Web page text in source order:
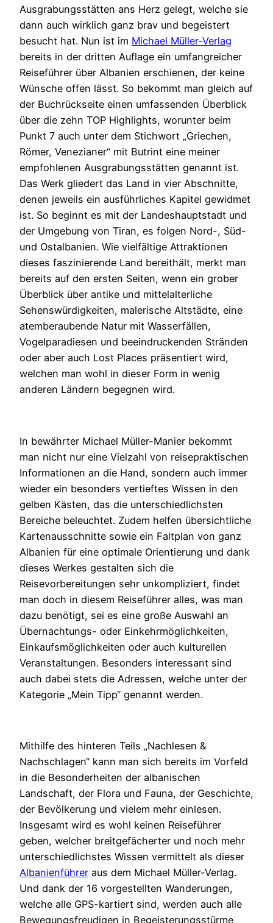
Ausgrabungsstätten ans Herz gelegt, welche sie
dann auch wirklich ganz brav und begeistert
besucht hat. Nun ist im Michael Müller-Verlag
bereits in der dritten Auflage ein umfangreicher
Reiseführer über Albanien erschienen, der keine
Wünsche offen lässt. So bekommt man gleich auf
der Buchrückseite einen umfassenden Überblick
über die zehn TOP Highlights, worunter beim
Punkt 7 auch unter dem Stichwort „Griechen,
Römer, Venezianer“ mit Butrint eine meiner
empfohlenen Ausgrabungsstätten genannt ist.
Das Werk gliedert das Land in vier Abschnitte,
denen jeweils ein ausführliches Kapitel gewidmet
ist. So beginnt es mit der Landeshauptstadt und
der Umgebung von Tiran, es folgen Nord-, Süd-
und Ostalbanien. Wie vielfältige Attraktionen
dieses faszinierende Land bereithält, merkt man
bereits auf den ersten Seiten, wenn ein grober
Überblick über antike und mittelalterliche
Sehenswürdigkeiten, malerische Altstädte, eine
atemberaubende Natur mit Wasserfällen,
Vogelparadiesen und beeindruckenden Stränden
oder aber auch Lost Places präsentiert wird,
welchen man wohl in dieser Form in wenig
anderen Ländern begegnen wird.
In bewährter Michael Müller-Manier bekommt
man nicht nur eine Vielzahl von reisepraktischen
Informationen an die Hand, sondern auch immer
wieder ein besonders vertieftes Wissen in den
gelben Kästen, das die unterschiedlichsten
Bereiche beleuchtet. Zudem helfen übersichtliche
Kartenausschnitte sowie ein Faltplan von ganz
Albanien für eine optimale Orientierung und dank
dieses Werkes gestalten sich die
Reisevorbereitungen sehr unkompliziert, findet
man doch in diesem Reiseführer alles, was man
dazu benötigt, sei es eine große Auswahl an
Übernachtungs- oder Einkehrmöglichkeiten,
Einkaufsmöglichkeiten oder auch kulturellen
Veranstaltungen. Besonders interessant sind
auch dabei stets die Adressen, welche unter der
Kategorie „Mein Tipp“ genannt werden.
Mithilfe des hinteren Teils „Nachlesen &
Nachschlagen“ kann man sich bereits im Vorfeld
in die Besonderheiten der albanischen
Landschaft, der Flora und Fauna, der Geschichte,
der Bevölkerung und vielem mehr einlesen.
Insgesamt wird es wohl keinen Reiseführer
geben, welcher breitgefächerter und noch mehr
unterschiedlichstes Wissen vermittelt als dieser
Albanienführer aus dem Michael Müller-Verlag.
Und dank der 16 vorgestellten Wanderungen,
welche alle GPS-kartiert sind, werden auch alle
Bewegungsfreudigen in Begeisterungsstürme